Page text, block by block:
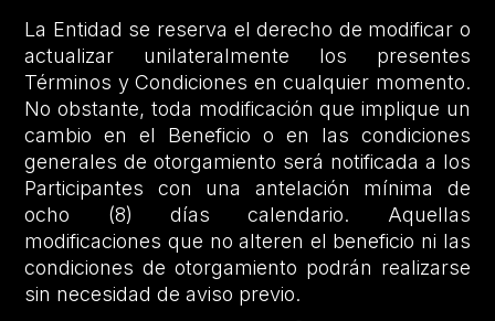
La Entidad se reserva el derecho de modificar o
actualizar unilateralmente los presentes
Términos y Condiciones en cualquier momento.
No obstante, toda modificación que implique un
cambio en el Beneficio o en las condiciones
generales de otorgamiento será notificada a los
Participantes con una antelación mínima de
ocho (8) días calendario. Aquellas
modificaciones que no alteren el beneficio ni las
condiciones de otorgamiento podrán realizarse
sin necesidad de aviso previo.